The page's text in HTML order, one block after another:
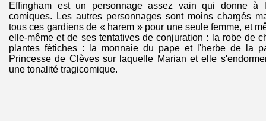
Effingham est un personnage assez vain qui donne à
comiques. Les autres personnages sont moins chargés
tous ces gardiens de « harem » pour une seule femme, et
elle-même et de ses tentatives de conjuration : la robe de
plantes fétiches : la monnaie du pape et l'herbe de la
Princesse de Clèves sur laquelle Marian et elle
une tonalité tragicomique.